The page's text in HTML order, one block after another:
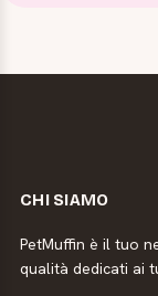
CHI SIAMO
PetMuffin è il tuo
qualità dedicati ai